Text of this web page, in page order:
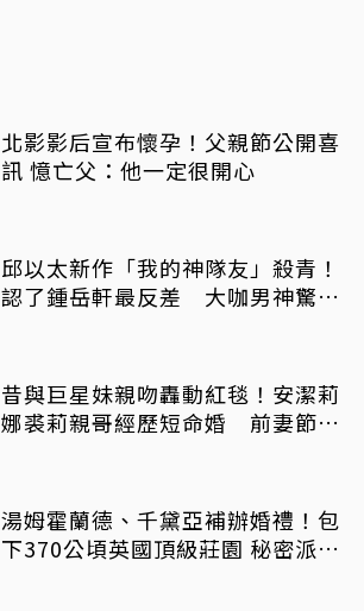
北影影后宣布懷孕！父親節公開喜
訊 憶亡父：他一定很開心
邱以太新作「我的神隊友」殺青！
認了鍾岳軒最反差 大咖男神驚喜
昔與巨星妹親吻轟動紅毯！安潔莉
娜裘莉親哥經歷短命婚 前妻節目
湯姆霍蘭德、千黛亞補辦婚禮！包
下370公頃英國頂級莊園 秘密派對